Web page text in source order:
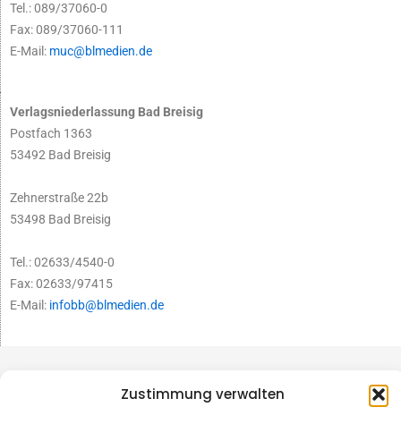
Zustimmung verwalten
Tel.: 089/37060-0
Fax: 089/37060-111
E-Mail: muc@blmedien.de
Verlagsniederlassung Bad Breisig
Postfach 1363
53492 Bad Breisig
Zehnerstraße 22b
53498 Bad Breisig
Tel.: 02633/4540-0
Fax: 02633/97415
E-Mail: infobb@blmedien.de